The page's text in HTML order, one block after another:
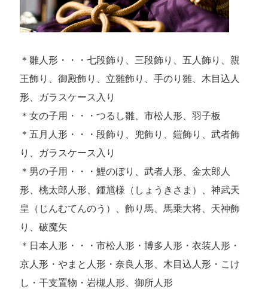
＊雛人形・・・七段飾り、三段飾り、五人飾り、親
王飾り、御殿飾り、立雛飾り、手のり雛、木目込人
形、ガラスケース入り
＊女の子用・・・つるし雛、市松人形、羽子板
＊五月人形・・・段飾り、兜飾り、鎧飾り、武者飾
り、ガラスケース入り
＊男の子用・・・鯉のぼり、武者人形、金太郎人
形、桃太郎人形、鍾馗様（しょうきさま）、神武天
皇（じんむてんのう）、飾り馬、馬乗大将、天神飾
り、破魔矢
＊日本人形・・・市松人形・博多人形・衣装人形・
京人形・やまと人形・奈良人形、木目込人形・こけ
し・干支置物・岩槻人形、御所人形